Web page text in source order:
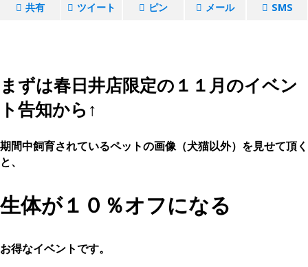
共有 ツイート ピン メール SMS
まずは春日井店限定の１１月のイベン
ト告知から↑
期間中飼育されているペットの画像（犬猫以外）を見せて頂く
と、
生体が１０％オフになる
お得なイベントです。